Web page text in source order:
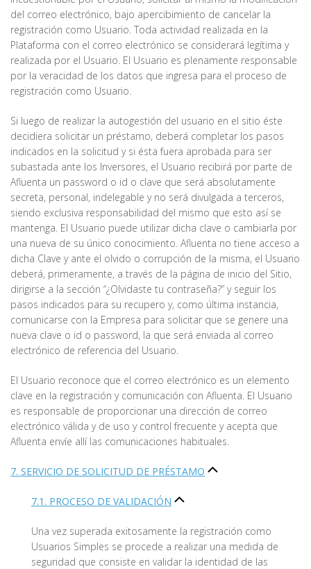
del correo electrónico, bajo apercibimiento de cancelar la
registración como Usuario. Toda actividad realizada en la
Plataforma con el correo electrónico se considerará legítima y
realizada por el Usuario. El Usuario es plenamente responsable
por la veracidad de los datos que ingresa para el proceso de
registración como Usuario.
Si luego de realizar la autogestión del usuario en el sitio éste
decidiera solicitar un préstamo, deberá completar los pasos
indicados en la solicitud y si ésta fuera aprobada para ser
subastada ante los Inversores, el Usuario recibirá por parte de
Afluenta un password o id o clave que será absolutamente
secreta, personal, indelegable y no será divulgada a terceros,
siendo exclusiva responsabilidad del mismo que esto así se
mantenga. El Usuario puede utilizar dicha clave o cambiarla por
una nueva de su único conocimiento. Afluenta no tiene acceso a
dicha Clave y ante el olvido o corrupción de la misma, el Usuario
deberá, primeramente, a través de la página de inicio del Sitio,
dirigirse a la sección “¿Olvidaste tu contraseña?” y seguir los
pasos indicados para su recupero y, como última instancia,
comunicarse con la Empresa para solicitar que se genere una
nueva clave o id o password, la que será enviada al correo
electrónico de referencia del Usuario.
El Usuario reconoce que el correo electrónico es un elemento
clave en la registración y comunicación con Afluenta. El Usuario
es responsable de proporcionar una dirección de correo
electrónico válida y de uso y control frecuente y acepta que
Afluenta envíe allí las comunicaciones habituales.
7. SERVICIO DE SOLICITUD DE PRÉSTAMO
7.1. PROCESO DE VALIDACIÓN
Una vez superada exitosamente la registración como
Usuarios Simples se procede a realizar una medida de
seguridad que consiste en validar la identidad de las